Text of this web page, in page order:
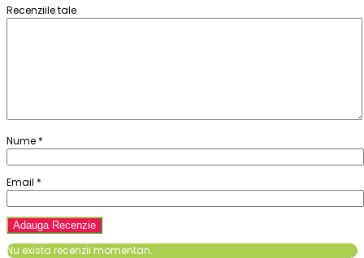
Recenziile tale
Nume *
Email *
Nu exista recenzii momentan.